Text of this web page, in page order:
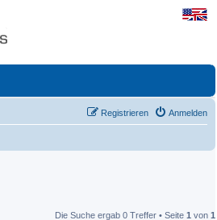
Anmelden
Registrieren
Die Suche ergab 0 Treffer • Seite 1 von 1